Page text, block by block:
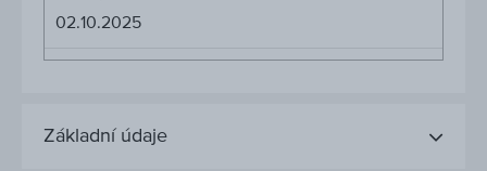
02.10.2025
Základní údaje